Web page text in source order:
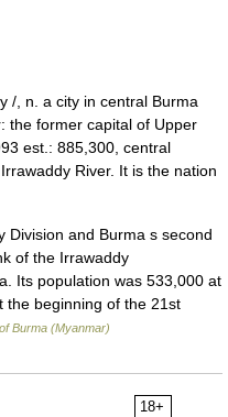
/, n. a city in central Burma
the former capital of Upper
est.: 885,300, central
River. It is the nation
and Burma s second
of the Irrawaddy
Its population was 533,000 at
the beginning of the 21st
Burma (Myanmar)
18+